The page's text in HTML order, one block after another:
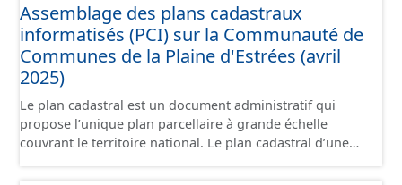
Assemblage des plans cadastraux
informatisés (PCI) sur la Communauté de
Communes de la Plaine d'Estrées (avril
2025)
Le plan cadastral est un document administratif qui
propose l’unique plan parcellaire à grande échelle
couvrant le territoire national. Le plan cadastral d’une